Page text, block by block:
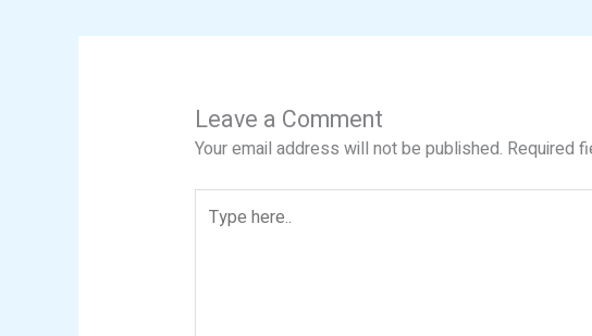
Leave a Comment
Your email address will not be published. Required
here..